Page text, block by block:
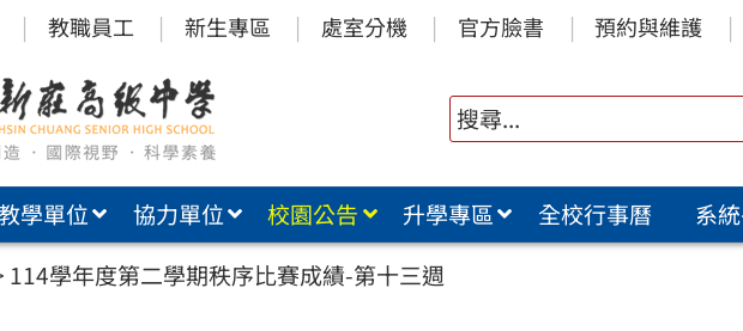
教職員工 新生專區 處室分機 官方臉書 預約與維護
學單位 協力單位 校園公告 升學專區 全校行事曆
系
114學年度第二學期秩序比賽成績-第十三週